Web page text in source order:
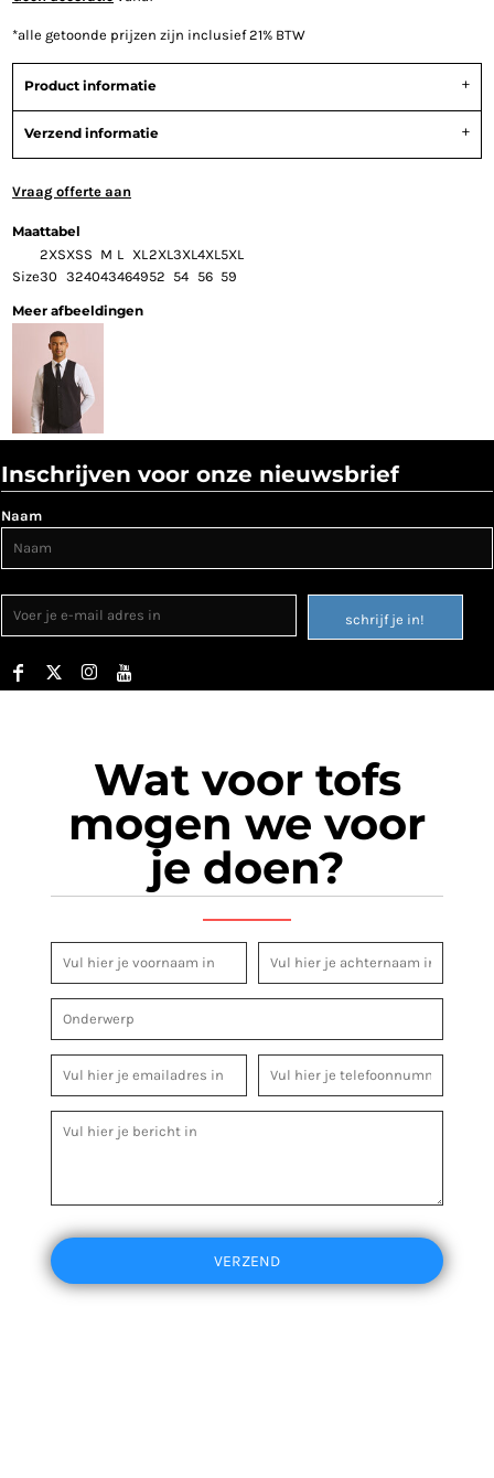
*alle getoonde prijzen zijn inclusief 21% BTW
Product informatie
Verzend informatie
Vraag offerte aan
Maattabel
2XSXSS M L XL2XL3XL4XL5XL
Size30 324043464952 54 56 59
Meer afbeeldingen
Inschrijven voor onze nieuwsbrief
Naam
schrijf je in!
Wat voor tofs
mogen we voor
je doen?
VERZEND